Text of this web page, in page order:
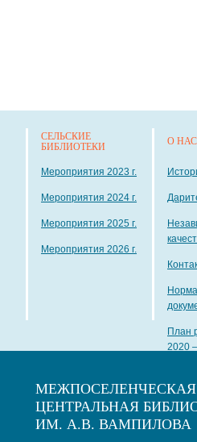
СЕЛЬСКИЕ
БИБЛИОТЕКИ
Мероприятия 2023 г.
Мероприятия 2024 г.
Мероприятия 2025 г.
Мероприятия 2026 г.
О НАС
План
2020
МЕЖПОСЕЛЕНЧЕСКАЯ
ЦЕНТРАЛЬНАЯ
ИМ. А.В. ВАМПИЛОВА